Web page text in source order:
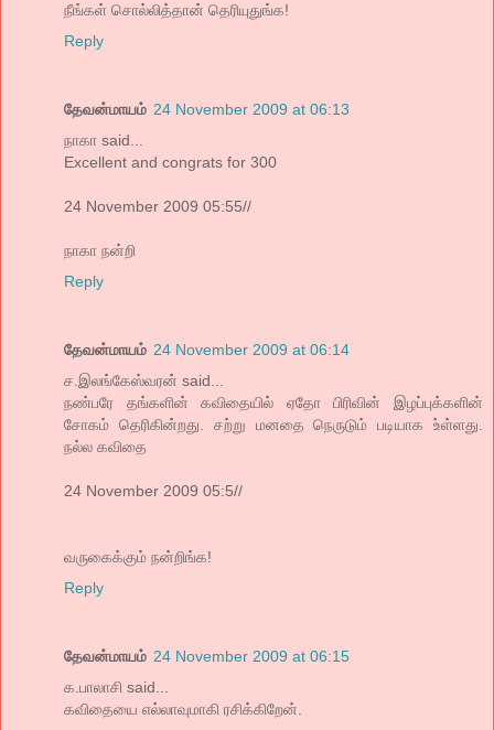
நீங்கள் சொல்லித்தான் தெரியுதுங்க!
Reply
தேவன்மாயம் 24 November 2009 at 06:13
நாகா said...
Excellent and congrats for 300
24 November 2009 05:55//
நாகா நன்றி
Reply
தேவன்மாயம் 24 November 2009 at 06:14
ச.இலங்கேஸ்வரன் said...
நண்பரே தங்களின் கவிதையில் ஏதோ பிரிவின் இழப்புக்களின்
சோகம் தெரிகின்றது. சற்று மனதை நெருடும் படியாக உ்ள்ளது.
நல்ல கவிதை
24 November 2009 05:5//
வருகைக்கும் நன்றிங்க!
Reply
தேவன்மாயம் 24 November 2009 at 06:15
க.பாலாசி said...
கவிதையை எல்லாவுமாகி ரசிக்கிறேன்.